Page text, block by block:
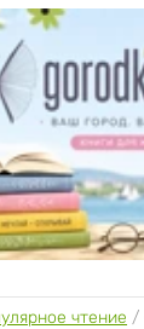
чтение /